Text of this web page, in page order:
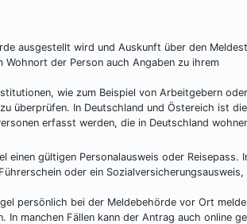
ausgestellt wird und Auskunft über den
der Person auch Angaben zu ihrem
wie zum Beispiel von Arbeitgebern oder
überprüfen. In Deutschland und Östereich ist die
erfasst werden, die in Deutschland
einen gültigen Personalausweis oder Reisepass.
oder ein Sozialversicherungsausweis,
persönlich bei der Meldebehörde vor Ort
In manchen Fällen kann der Antrag auch online